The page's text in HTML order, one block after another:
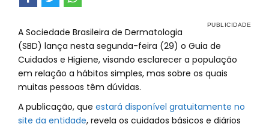
A Sociedade Brasileira de Dermatologia
(SBD) lança nesta segunda-feira (29) o Guia de
Cuidados e Higiene, visando esclarecer a população
em relação a hábitos simples, mas sobre os quais
muitas pessoas têm dúvidas.
A publicação, que estará disponível gratuitamente no
site da entidade, revela os cuidados básicos e diários